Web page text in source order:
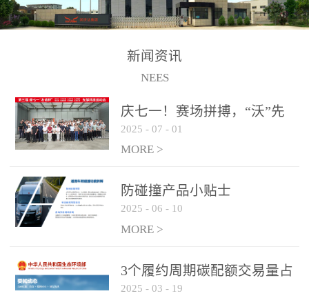
的生产制造由位于连云港
的江苏润沃达环境科技有
限公司承担。 以下设备
为润沃达AWE制氢设备系
子、化工、冶金、建材等
行业的制氢 / 制氧设备，
纯化后可达到99.999%氢气
用需求。 气液
分离系统
纯化系统
控制系统
新闻资讯
NEES
庆七一！赛场拼搏，“沃”先
行！
2025 - 07 - 01
MORE >
防碰撞产品小贴士
2025 - 06 - 10
MORE >
3个履约周期碳配额交易量占
全国1/4 山东省碳排放强度持
2025 - 03 - 19